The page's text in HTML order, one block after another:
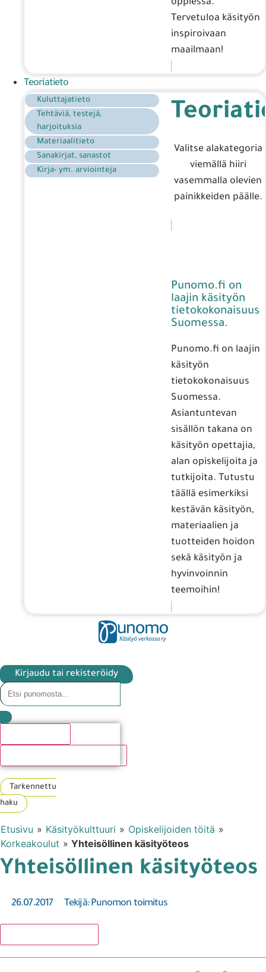
oppiessa.
Tervetuloa käsityön
inspiroivaan
maailmaan!
Teoriatieto
Kuluttajatieto
Tehtäviä, testejä,
harjoituksia
Materiaalitieto
Sanakirjat, sanastot
Kirja- ym. arviointeja
Valitse alakategoria
viemällä hiiri
vasemmalla olevien
painikkeiden päälle.
Punomo.fi on
laajin käsityön
tietokokonaisuus
Suomessa.
Punomo.fi on laajin
käsityön
tietokokonaisuus
Suomessa.
Asiantuntevan
sisällön takana on
käsityön opettajia,
alan opiskelijoita ja
tutkijoita. Tutustu
täällä esimerkiksi
kestävän käsityön,
materiaalien ja
tuotteiden hoidon
sekä käsityön ja
hyvinvoinnin
teemoihin!
Kirjaudu tai rekisteröidy
Tarkennettu
haku
Etusivu » Käsityökulttuuri » Opiskelijoiden töitä »
Korkeakoulut » Yhteisöllinen käsityöteos
Yhteisöllinen käsityöteos
26.07.2017 Tekijä:Punomon toimitus